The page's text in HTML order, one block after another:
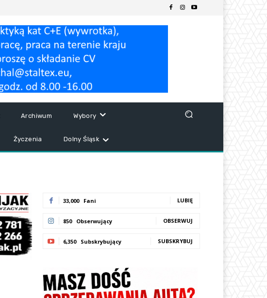
Archiwum Wybory
Życzenia Dolny Śląsk
33,000 Fani LUBIĘ
850 Obserwujący OBSERWUJ
6,350 Subskrybujący SUBSKRYBUJ